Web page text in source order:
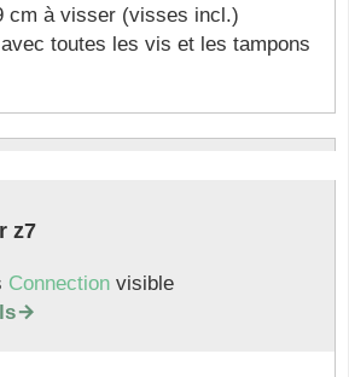
cm à visser (visses incl.)
toutes les vis et les tampons
z7
Connection visible
